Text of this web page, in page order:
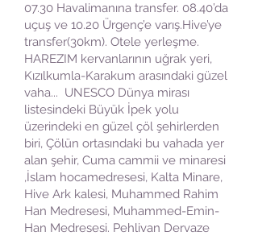
07.30 Havalimanına transfer. 08.40’da
uçuş ve 10.20 Ürgenç’e varış.Hive’ye
transfer(30km). Otele yerleşme.
HAREZIM kervanlarının uğrak yeri,
Kızılkumla-Karakum arasındaki güzel
vaha... UNESCO Dünya mirası
listesindeki Büyük İpek yolu
üzerindeki en güzel çöl şehirlerden
biri, Çölün ortasındaki bu vahada yer
alan şehir, Cuma cammii ve minaresi
,İslam hocamedresesi, Kalta Minare,
Hive Ark kalesi, Muhammed Rahim
Han Medresesi, Muhammed-Emin-
Han Medresesi. Pehlivan Dervaze